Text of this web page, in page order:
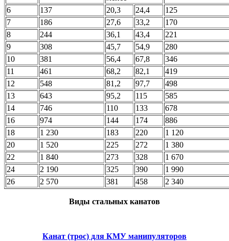
6
137 20,3 24,4
125
7
186 27,6 33,2
170
8
244 36,1 43,4
221
9
308 45,7 54,9
280
10
381 56,4 67,8
346
11
461 68,2 82,1
419
12
548 81,2 97,7
498
13
643 95,2 115
585
14
746 110 133
678
16
974 144 174
886
18
1 230 183 220
1 120
20
1 520 225 272
1 380
22
1 840 273 328
1 670
24
2 190 325 390
1 990
26
2 570 381 458 2 340
Виды стальных канатов
Канат (трос) для КМУ манипуляторов